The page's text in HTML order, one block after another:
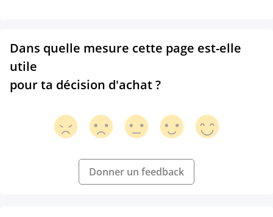
Dans quelle mesure cette page est-elle
utile
pour ta décision d'achat ?
Donner un feedback